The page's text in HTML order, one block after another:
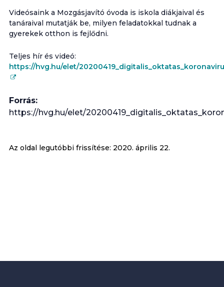
Videósaink a Mozgásjavító óvoda is iskola diákjaival és
tanáraival mutatják be, milyen feladatokkal tudnak a
gyerekek otthon is fejlődni.
Teljes hír és videó:
https://hvg.hu/elet/
Forrás:
https://hvg.hu/elet/
Az oldal legutóbbi frissítése: 2020. április 22.